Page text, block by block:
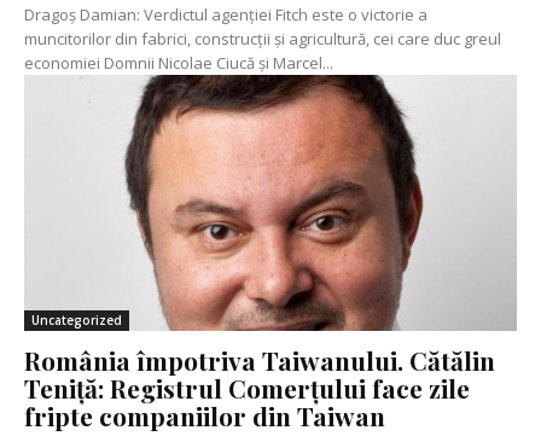
Dragoș Damian: Verdictul agenției Fitch este o victorie a
muncitorilor din fabrici, construcții și agricultură, cei care duc greul
economiei Domnii Nicolae Ciucă și Marcel...
Uncategorized
România împotriva Taiwanului. Cătălin
Teniță: Registrul Comerțului face zile
fripte companiilor din Taiwan